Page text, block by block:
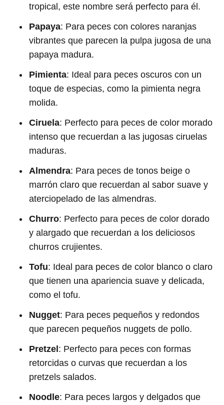
tropical, este nombre será perfecto para él.
Papaya: Para peces con colores naranjas
vibrantes que parecen la pulpa jugosa de una
papaya madura.
Pimienta: Ideal para peces oscuros con un
toque de especias, como la pimienta negra
molida.
Ciruela: Perfecto para peces de color morado
intenso que recuerdan a las jugosas ciruelas
maduras.
Almendra: Para peces de tonos beige o
marrón claro que recuerdan al sabor suave y
aterciopelado de las almendras.
Churro: Perfecto para peces de color dorado
y alargado que recuerdan a los deliciosos
churros crujientes.
Tofu: Ideal para peces de color blanco o claro
que tienen una apariencia suave y delicada,
como el tofu.
Nugget: Para peces pequeños y redondos
que parecen pequeños nuggets de pollo.
Pretzel : Perfecto para peces con formas
retorcidas o curvas que recuerdan a los
pretzels salados.
Noodle: Para peces largos y delgados que